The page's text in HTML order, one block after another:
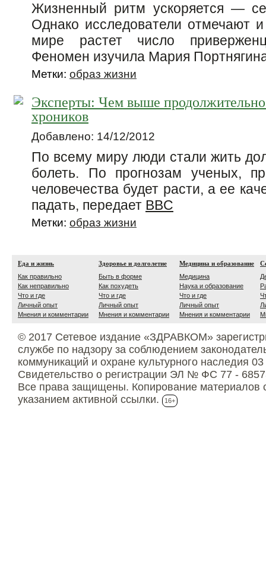
Жизненный ритм ускоряется —
Однако исследователи отмечают
мире растет число
Феномен изучила Мария
Метки: образ жизни
Эксперты: Чем выше
хроников
Добавлено: 14/12/2012
По всему миру люди стали жить
болеть. По прогнозам ученых,
человечества будет расти, а ее
падать, передает BBC
Метки: образ жизни
Еда и жизнь
Как правильно
Как неправильно
Что и где
Личный опыт
Мнения и комментарии
Здоровье и долголетие
Быть в форме
Как похудеть
Что и где
Личный опыт
Мнения и комментарии
Медицина и образование
Медицина
Наука и образование
Что и где
Личный опыт
Мнения и комментарии
© 2017 Сетевое издание «ЗДРАВКОМ»
службе по надзору за соблюдением
коммуникаций и охране культурного наследия
Свидетельство о регистрации ЭЛ № ФС 77 -
Все права защищены. Копирование материалов
указанием активной ссылки.
16+